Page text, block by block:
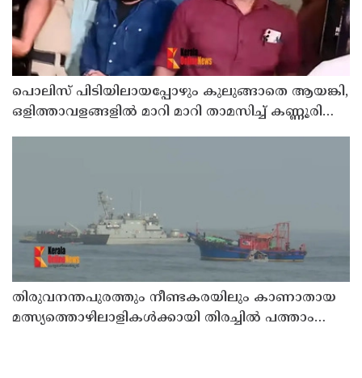
പൊലിസ് പിടിയിലായപ്പോഴും കുലുങ്ങാതെ ആയങ്കി,
ഒളിത്താവളങ്ങളില്‍ മാറി മാറി താമസിച്ച് കണ്ണൂരിലെ
ക്വട്ടേഷന്‍ നേതാവ്
തിരുവനന്തപുരത്തും നീണ്ടകരയിലും കാണാതായ
മത്സ്യത്തൊഴിലാളികള്‍ക്കായി തിരച്ചില്‍ പത്താം